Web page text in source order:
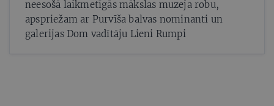
neesošā laikmetīgās mākslas muzeja robu,
apspriežam ar Purvīša balvas nominanti un
galerijas Dom vadītāju Lieni Rumpi